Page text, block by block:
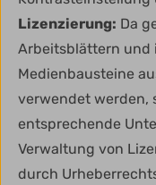
Lizenzierung: Da
Arbeitsblättern und
Medienbausteine
verwendet werden,
entsprechende
Verwaltung von
durch